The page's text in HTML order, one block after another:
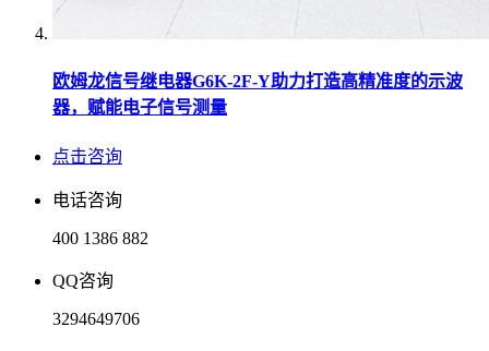
欧姆龙信号继电器G6K-2F-Y助力打造高精准度的示波
器，赋能电子信号测量
点击咨询
电话咨询
400 1386 882
QQ咨询
3294649706